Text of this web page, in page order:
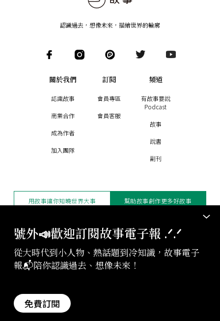
號外📣歡迎訂閱故事電子報 .ᐟ‪‪.ᐟ
從大時代到小人物、熱話題到冷知識，故事電子
報📬陪你認識過去、想像未來！
免費訂閱
認識過去，想像未來 ， 描繪世界的輪廓
關於我們
認識故事
商業合作
成為作者
加入團隊
訂閱
會員專區
會員客服
頻道
有故事要說
Podcast
故事
說書
副刊
版權聲明與轉載規範
授權與合作：contact@storystudio.tw
StoryStudio Inc. All Rights Reserved.
用故事讓你知曉世界大事 幫助故事創作更多好故事